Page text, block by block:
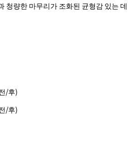
청량한 마무리가 조화된 균형감 있는 데
/후)
/후)